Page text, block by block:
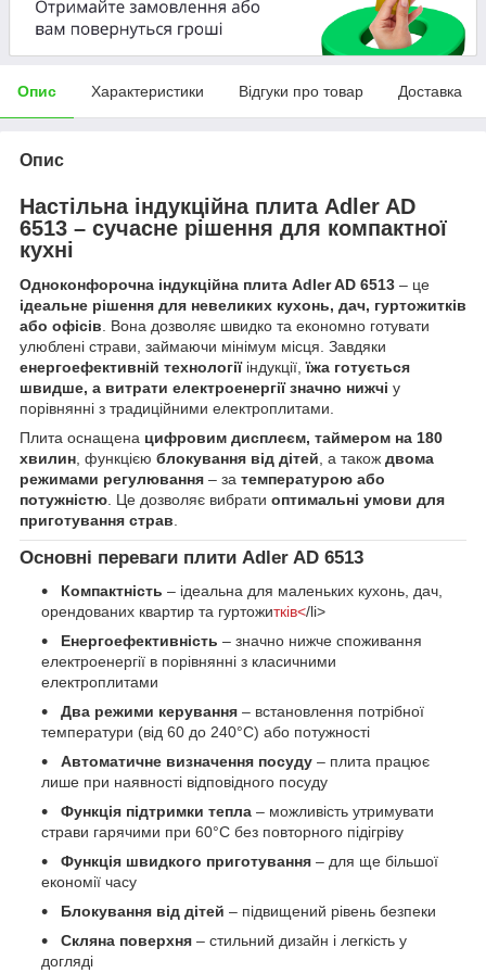
Опис Характеристики Відгуки про товар Доставка
Опис
Настільна індукційна плитаAdler AD
6513 – сучасне рішення для компактної
кухні
Одноконфорочна індукційна плита Adler AD 6513 – це
ідеальне рішення для невеликих кухонь, дач, гуртожитків
або офісів . Вона дозволяє швидко та економно готувати
улюблені страви, займаючи мінімум місця. Завдяки
енергоефективній технологіїіндукції,їжа готується
швидше, а витрати електроенергії значно нижчі у
порівнянні з традиційними електроплитами.
Плита оснащена цифровим дисплеєм, таймером на 180
хвилин , функцією блокування від дітей , а також двома
режимами регулювання – за температурою або
потужністю . Це дозволяє вибрати оптимальні умови для
приготування страв
Основні переваги плити Adler AD 6513
Компактність – ідеальна для маленьких кухонь, дач,
орендованих квартир та гуртожитків</li>
Енергоефективність – значно нижче споживання
електроенергії в порівнянні з класичними
електроплитами
Два режими керування – встановлення потрібної
температури (від 60 до 240°C) або потужності
Автоматичне визначення посуду – плита працює
лише при наявності відповідного посуду
Функція підтримки тепла – можливість утримувати
страви гарячими при 60°C без повторного підігріву
Функція швидкого приготування – для ще більшої
економії часу
Блокування від дітей – підвищений рівень безпеки
Скляна поверхня – стильний дизайн і легкість у
догляді